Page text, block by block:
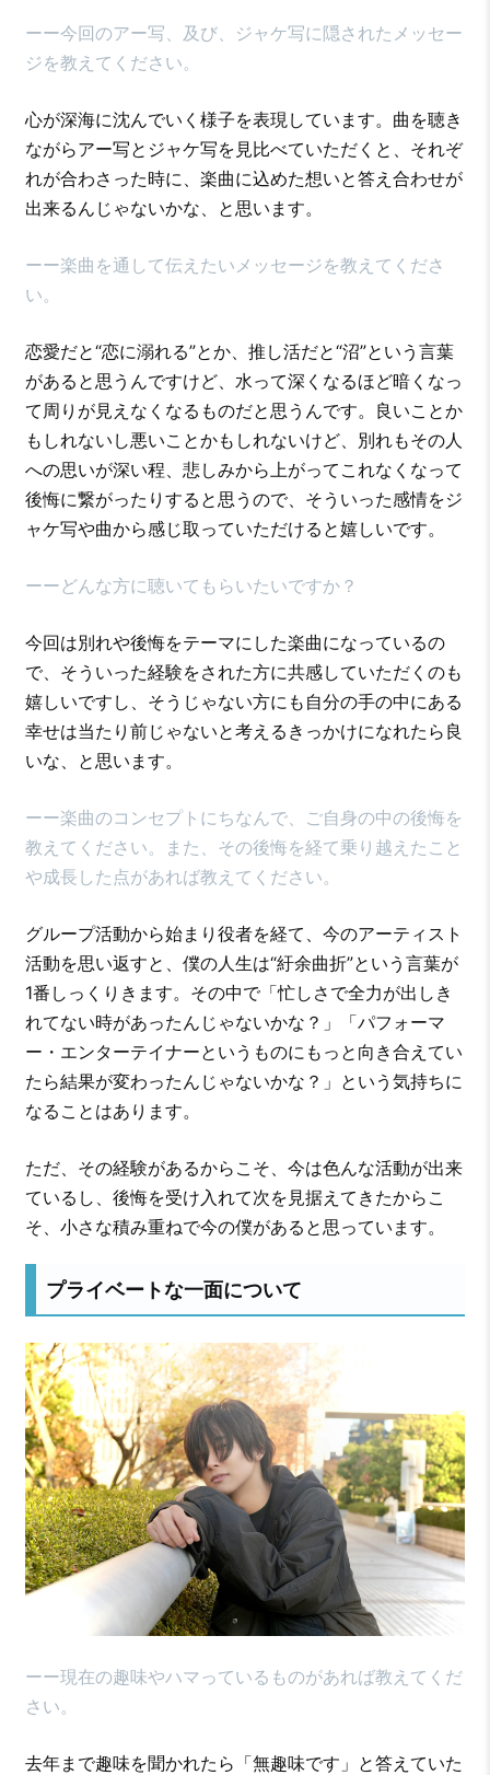
ーー今回のアー写、及び、ジャケ写に隠されたメッセー
ジを教えてください。
心が深海に沈んでいく様子を表現しています。曲を聴き
ながらアー写とジャケ写を見比べていただくと、それぞ
れが合わさった時に、楽曲に込めた想いと答え合わせが
出来るんじゃないかな、と思います。
ーー楽曲を通して伝えたいメッセージを教えてくださ
い。
恋愛だと“恋に溺れる”とか、推し活だと“沼”という言葉
があると思うんですけど、水って深くなるほど暗くなっ
て周りが見えなくなるものだと思うんです。良いことか
もしれないし悪いことかもしれないけど、別れもその人
への思いが深い程、悲しみから上がってこれなくなって
後悔に繋がったりすると思うので、そういった感情をジ
ャケ写や曲から感じ取っていただけると嬉しいです。
ーーどんな方に聴いてもらいたいですか？
今回は別れや後悔をテーマにした楽曲になっているの
で、そういった経験をされた方に共感していただくのも
嬉しいですし、そうじゃない方にも自分の手の中にある
幸せは当たり前じゃないと考えるきっかけになれたら良
いな、と思います。
ーー楽曲のコンセプトにちなんで、ご自身の中の後悔を
教えてください。また、その後悔を経て乗り越えたこと
や成長した点があれば教えてください。
グループ活動から始まり役者を経て、今のアーティスト
活動を思い返すと、僕の人生は“紆余曲折”という言葉が
1番しっくりきます。その中で「忙しさで全力が出しき
れてない時があったんじゃないかな？」「パフォーマ
ー・エンターテイナーというものにもっと向き合えてい
たら結果が変わったんじゃないかな？」という気持ちに
なることはあります。
ただ、その経験があるからこそ、今は色んな活動が出来
ているし、後悔を受け入れて次を見据えてきたからこ
そ、小さな積み重ねで今の僕があると思っています。
プライベートな一面について
ーー現在の趣味やハマっているものがあれば教えてくだ
さい。
去年まで趣味を聞かれたら「無趣味です」と答えていた